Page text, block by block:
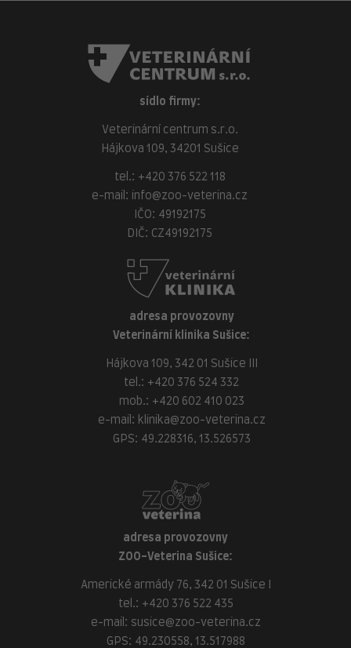
sídlo firmy:
Veterinární centrum s.r.o.
Hájkova 109, 34201 Sušice
tel.: +420 376 522 118
e-mail:
info@zoo-veterina.cz
IČO: 49192175
DIČ: CZ49192175
adresa provozovny
Veterinární klinika Sušice:
Hájkova 109, 342 01 Sušice III
tel.: +420 376 524 332
mob.: +420 602 410 023
e-mail: klinika@zoo-veterina.cz
GPS: 49.228316, 13.526573
adresa provozovny
ZOO-Veterina Sušice:
Americké armády 76, 342 01 Sušice I
tel.: +420 376 522 435
e-mail: susice@zoo-veterina.cz
GPS: 49.230558, 13.517988